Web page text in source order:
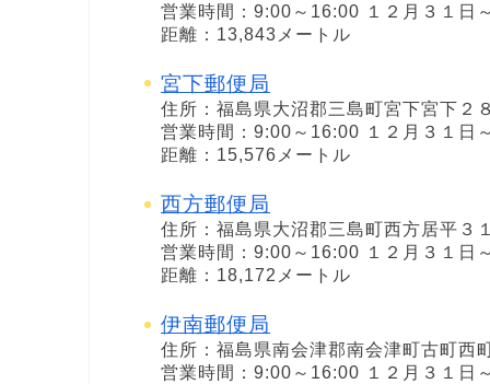
営業時間：9:00～16:00 １２月３１
距離：13,843メートル
宮下郵便局
住所：福島県大沼郡三島町宮下宮下２
営業時間：9:00～16:00 １２月３１
距離：15,576メートル
西方郵便局
住所：福島県大沼郡三島町西方居平３
営業時間：9:00～16:00 １２月３１
距離：18,172メートル
伊南郵便局
住所：福島県南会津郡南会津町古町西
営業時間：9:00～16:00 １２月３１